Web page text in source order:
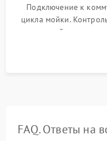
Подключение к
цикла мойки.
до нужной
штатного слива
FAQ. Ответы на